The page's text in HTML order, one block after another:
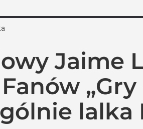
Jaime
lalka